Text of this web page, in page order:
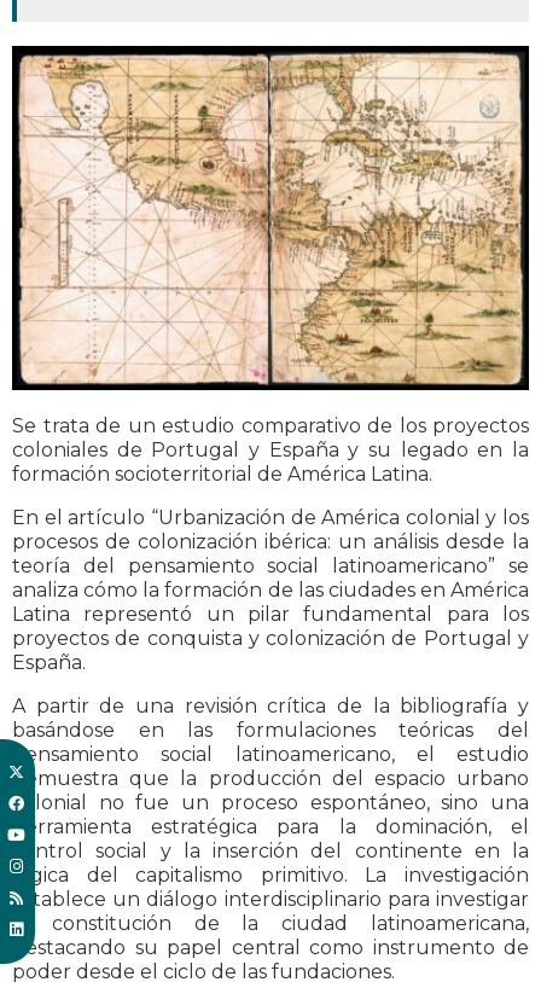
Se trata de un estudio comparativo de los proyectos
coloniales de Portugal y España y su legado en la
formación socioterritorial de América Latina.
En el artículo “Urbanización de América colonial y los
procesos de colonización ibérica: un análisis desde la
teoría del pensamiento social latinoamericano” se
analiza cómo la formación de las ciudades en América
Latina representó un pilar fundamental para los
proyectos de conquista y colonización de Portugal y
España.
A partir de una revisión crítica de la bibliografía y
basándose en las formulaciones teóricas del
pensamiento social latinoamericano, el estudio
demuestra que la producción del espacio urbano
colonial no fue un proceso espontáneo, sino una
herramienta estratégica para la dominación, el
control social y la inserción del continente en la
lógica del capitalismo primitivo. La investigación
establece un diálogo interdisciplinario para investigar
la constitución de la ciudad latinoamericana,
destacando su papel central como instrumento de
poder desde el ciclo de las fundaciones.